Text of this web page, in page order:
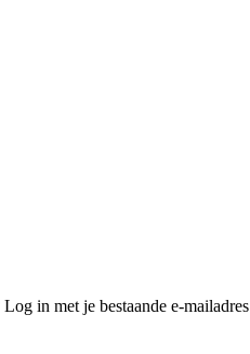
in met je bestaande e-mailadres